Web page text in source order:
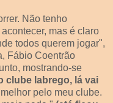
Não tenho
mas é claro
todos querem jogar",
Fábio Coentrão
mostrando-se
clube labrego, lá vai
pelo meu clube.